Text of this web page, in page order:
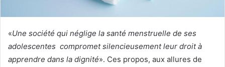
e
l
«Une société qui néglige la santé menstruelle de ses
adolescentes compromet silencieusement leur droit à
apprendre dans la dignité». Ces propos, aux allures de